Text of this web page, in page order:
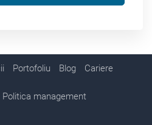
Portofoliu Blog Cariere
Politica management